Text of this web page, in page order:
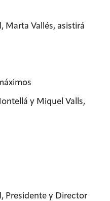
Marta Vallés, asistirá
y Miquel Valls,
Presidente y Director